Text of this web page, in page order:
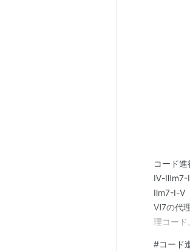
コード
Ⅳ-Ⅲm7-
Ⅱm7-Ⅰ-Ⅴ
Ⅵ7の代
理コー
#コード